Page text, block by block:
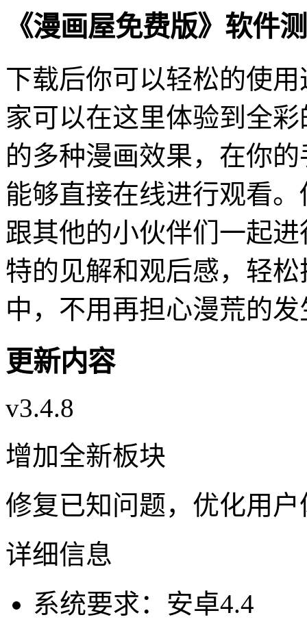
《漫画屋免费版》软件
下载后你可以轻松的使
家可以在这里体验到全
的多种漫画效果，在你
能够直接在线进行观看
跟其他的小伙伴们一起
特的见解和观后感，轻
中，不用再担心漫荒的发
更新内容
v3.4.8
增加全新板块
修复已知问题，优化用户
详细信息
系统要求：安卓4.4